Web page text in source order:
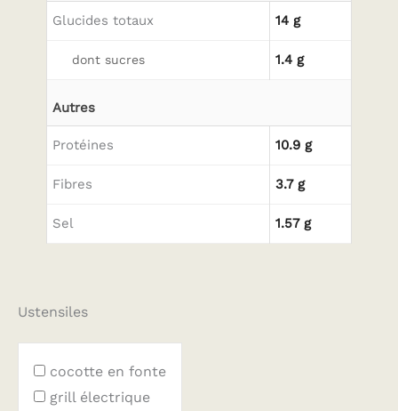
Glucides totaux 14 g
dont sucres 1.4 g
Autres
Protéines 10.9 g
Fibres 3.7 g
Sel 1.57 g
Ustensiles
cocotte en fonte
grill électrique